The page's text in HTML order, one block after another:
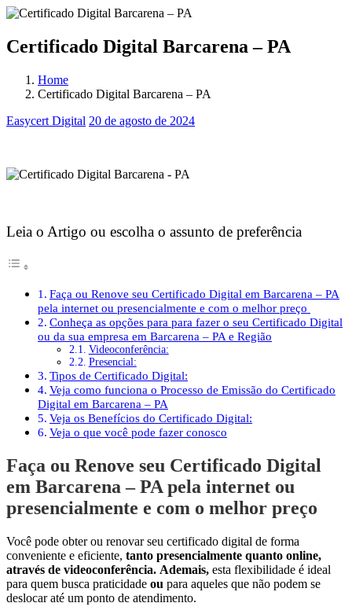
Certificado Digital Barcarena – PA
Home
Certificado Digital Barcarena – PA
Easycert Digital 20 de agosto de 2024
Leia o Artigo ou escolha o assunto de preferência
Faça ou Renove seu Certificado Digital em Barcarena – PA
pela internet ou presencialmente e com o melhor preço
Conheça as opções para para fazer o seu Certificado Digital
ou da sua empresa em Barcarena – PA e Região
Videoconferência:
Presencial:
Tipos de Certificado Digital:
Veja como funciona o Processo de Emissão do Certificado
Digital em Barcarena – PA
Veja os Benefícios do Certificado Digital:
Veja o que você pode fazer conosco
Faça ou Renove seu Certificado Digital
em Barcarena – PA pela internet ou
presencialmente e com o melhor preço
Você pode obter ou renovar seu certificado digital de forma
conveniente e eficiente, tanto presencialmente quanto online,
através de videoconferência. Ademais, esta flexibilidade é ideal
para quem busca praticidade ou para aqueles que não podem se
deslocar até um ponto de atendimento.